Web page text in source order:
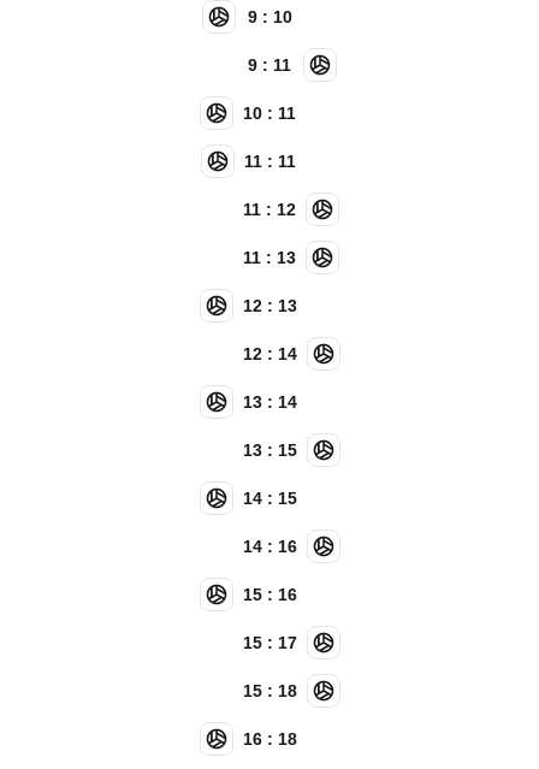
9 : 10
9 : 11
10 : 11
11 : 11
11 : 12
11 : 13
12 : 13
12 : 14
13 : 14
13 : 15
14 : 15
14 : 16
15 : 16
15 : 17
15 : 18
16 : 18